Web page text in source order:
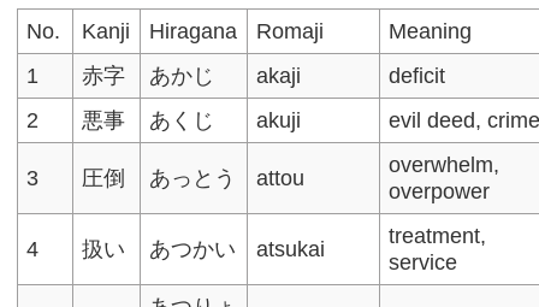
No. Kanji Hiragana Romaji
Meaning
1
赤字 あかじ akaji
deficit
2
悪事 あくじ akuji evil deed,
3 圧倒 あっとう attou
overwhelm,
overpower
4 扱い あつかい atsukai
treatment,
service​